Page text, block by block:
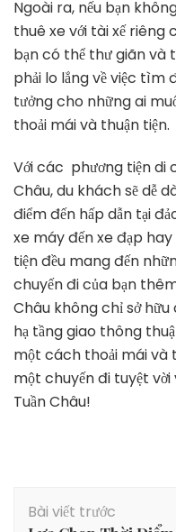
Ngoài ra, nếu bạn
thuê xe với tài xế riêng
bạn có thể thư giãn và
phải lo lắng về việc tìm
tưởng cho những ai
thoải mái và thuận tiện.
Với các phương tiện di
Châu, du khách sẽ dễ
điểm đến hấp dẫn tại
xe máy đến xe đạp
tiện đều mang đến
chuyến đi của bạn
Châu không chỉ sở
hạ tầng giao thông
một cách thoải mái và
một chuyến đi tuyệt
Tuần Châu!
Điều
hướng
Bài viết trước